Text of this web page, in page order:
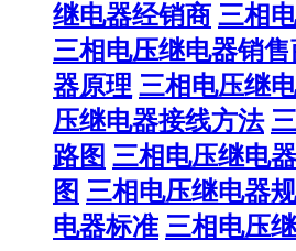
继电器经销商 三相
三相电压继电器销售
器原理 三相电压继
压继电器接线方法
路图 三相电压继电
图 三相电压继电器
电器标准 三相电压